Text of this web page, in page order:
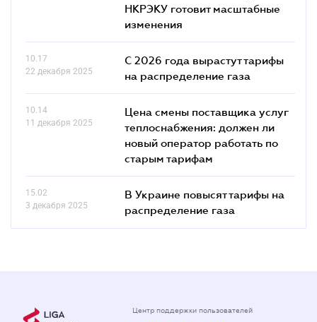
НКРЭКУ готовит масштабные
изменения
10.17
22 декабря 2025
С 2026 года вырастут тарифы
на распределение газа
10.14
11 декабря 2025
Цена смены поставщика услуг
теплоснабжения: должен ли
новый оператор работать по
старым тарифам
15.02
3 декабря 2025
В Украине повысят тарифы на
распределение газа
Центр поддержки пользователей